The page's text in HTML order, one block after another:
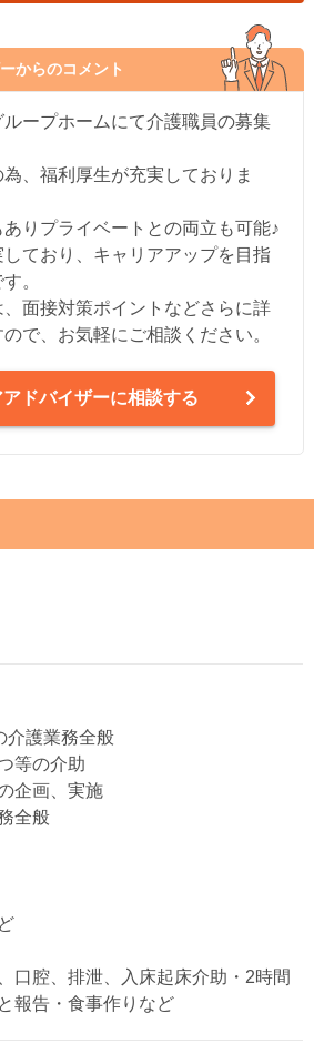
からのコメント
ープホームにて介護職員の募集
、福利厚生が充実しておりま
りプライベートとの両立も可能♪
ており、キャリアアップを目指
。
面接対策ポイントなどさらに詳
で、お気軽にご相談ください。
ドバイザーに相談する
介護業務全般
等の介助
企画、実施
全般
口腔、排泄、入床起床介助・2時間
報告・食事作りなど